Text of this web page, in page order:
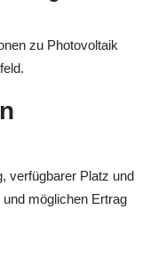
zu Photovoltaik
verfügbarer Platz und
möglichen Ertrag